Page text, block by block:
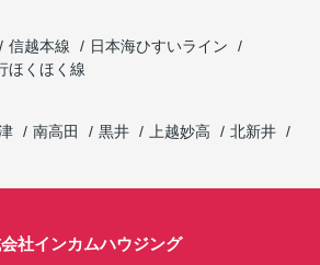
信越本線
日本海ひすいライン
ほくほく線
南高田 黒井 上越妙高
北新井
社インカムハウジング